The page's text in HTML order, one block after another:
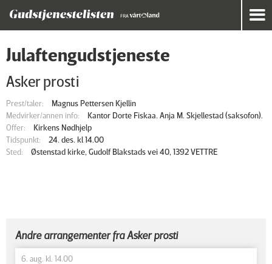
Julaftengudstjeneste
Asker prosti
Prest/taler:
Magnus Pettersen Kjellin
Medvirker/annen info:
Kantor Dorte Fiskaa. Anja M. Skjellestad (saksofon).
Offer:
Kirkens Nødhjelp
Tidspunkt:
24. des. kl 14.00
Sted:
Østenstad kirke, Gudolf Blakstads vei 40, 1392 VETTRE
Andre arrangementer fra Asker prosti
6. aug. kl. 14.00